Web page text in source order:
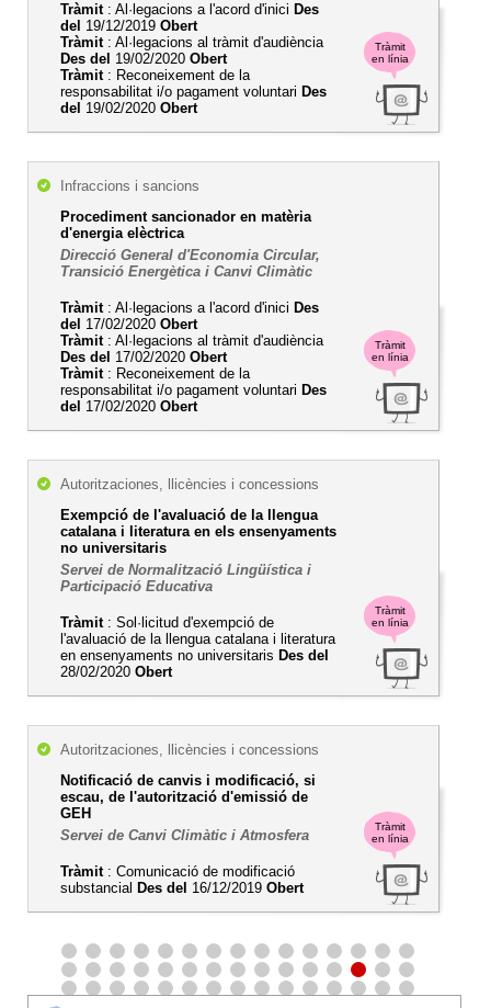
Tràmit
en línia
Tràmit: Al·legacions a l'acord d'inici Des
del 19/12/2019 Obert
Tràmit: Al·legacions al tràmit d'audiència
Des del 19/02/2020 Obert
Tràmit: Reconeixement de la
responsabilitat i/o pagament voluntari Des
del 19/02/2020 Obert
Tràmit
en línia
Infraccions i sancions
Procediment sancionador en matèria
d'energia elèctrica
Direcció General d'Economia Circular,
Transició Energètica i Canvi Climàtic
Tràmit: Al·legacions a l'acord d'inici Des
del 17/02/2020 Obert
Tràmit: Al·legacions al tràmit d'audiència
Des del 17/02/2020 Obert
Tràmit: Reconeixement de la
responsabilitat i/o pagament voluntari Des
del 17/02/2020 Obert
Tràmit
en línia
Autoritzaciones, llicències i concessions
Exempció de l'avaluació de la llengua
catalana i literatura en els ensenyaments
no universitaris
Servei de Normalització Lingüística i
Participació Educativa
Tràmit: Sol·licitud d'exempció de
l'avaluació de la llengua catalana i literatura
en ensenyaments no universitaris Des del
28/02/2020 Obert
Tràmit
en línia
Autoritzaciones, llicències i concessions
Notificació de canvis i modificació, si
escau, de l'autorització d'emissió de
GEH
Servei de Canvi Climàtic i Atmosfera
Tràmit: Comunicació de modificació
substancial Des del 16/12/2019 Obert